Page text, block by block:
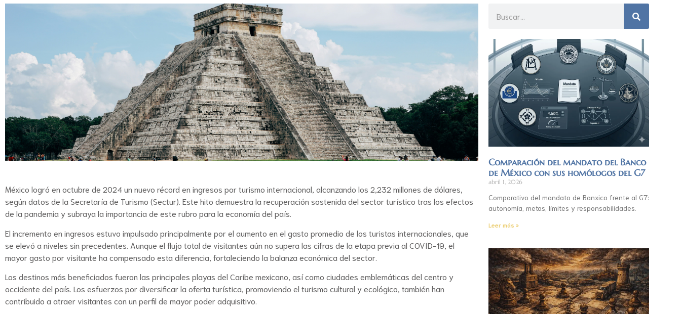
México logró en octubre de 2024 un nuevo récord en ingresos por turismo internacional, alcanzando los 2,232 millones de dólares,
según datos de la Secretaría de Turismo (Sectur). Este hito demuestra la recuperación sostenida del sector turístico tras los efectos
de la pandemia y subraya la importancia de este rubro para la economía del país.
El incremento en ingresos estuvo impulsado principalmente por el aumento en el gasto promedio de los turistas internacionales, que
se elevó a niveles sin precedentes. Aunque el flujo total de visitantes aún no supera las cifras de la etapa previa al COVID-19, el
mayor gasto por visitante ha compensado esta diferencia, fortaleciendo la balanza económica del sector.
Los destinos más beneficiados fueron las principales playas del Caribe mexicano, así como ciudades emblemáticas del centro y
occidente del país. Los esfuerzos por diversificar la oferta turística, promoviendo el turismo cultural y ecológico, también han
contribuido a atraer visitantes con un perfil de mayor poder adquisitivo.
Comparación del mandato del Banco
de México con sus homólogos del G7
abril 1, 2026
Comparativo del mandato de Banxico frente al G7:
autonomía, metas, límites y responsabilidades.
Leer más »